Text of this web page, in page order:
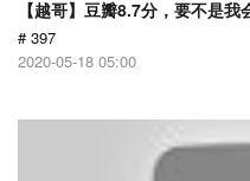
【越哥】豆瓣8.7分，要不是
# 397
2020-05-18 05:00